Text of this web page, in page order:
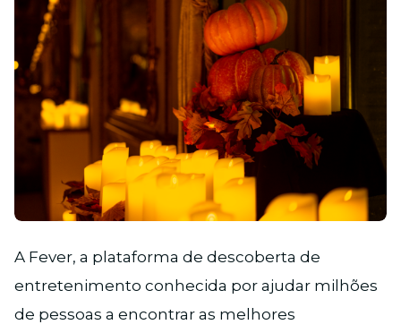
A Fever, a plataforma de descoberta de
entretenimento conhecida por ajudar milhões
de pessoas a encontrar as melhores